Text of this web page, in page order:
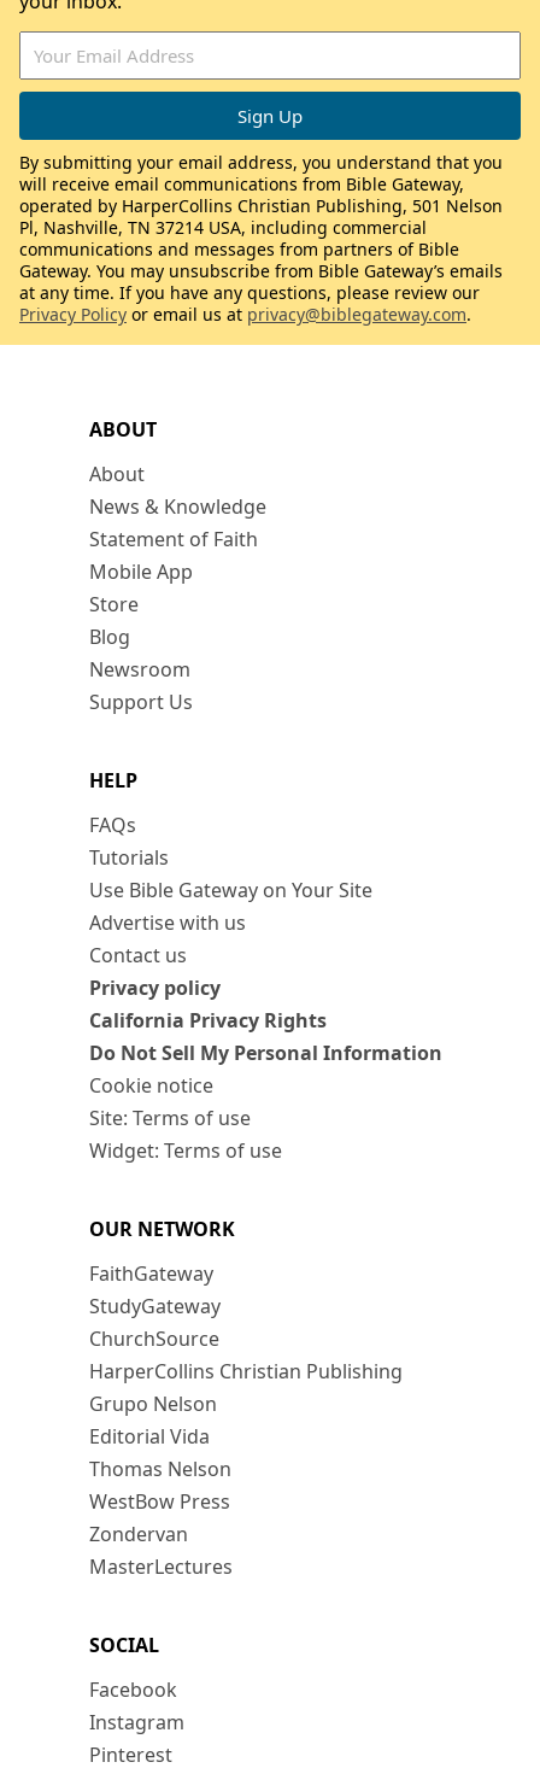
ABOUT
About
News & Knowledge
Statement of Faith
Mobile App
Store
Blog
Newsroom
Support Us
HELP
FAQs
Tutorials
Use Bible Gateway on Your Site
Advertise with us
Contact us
Privacy policy
California Privacy Rights
Do Not Sell My Personal Information
Cookie notice
Site: Terms of use
Widget: Terms of use
OUR NETWORK
FaithGateway
StudyGateway
ChurchSource
HarperCollins Christian Publishing
Grupo Nelson
Editorial Vida
Thomas Nelson
WestBow Press
Zondervan
MasterLectures
SOCIAL
Facebook
Instagram
Pinterest
By submitting your email address, you understand that you
will receive email communications from Bible Gateway,
operated by HarperCollins Christian Publishing, 501 Nelson
Pl, Nashville, TN 37214 USA, including commercial
communications and messages from partners of Bible
Gateway. You may unsubscribe from Bible Gateway’s emails
at any time. If you have any questions, please review our
Privacy Policy or email us at privacy@biblegateway.com.